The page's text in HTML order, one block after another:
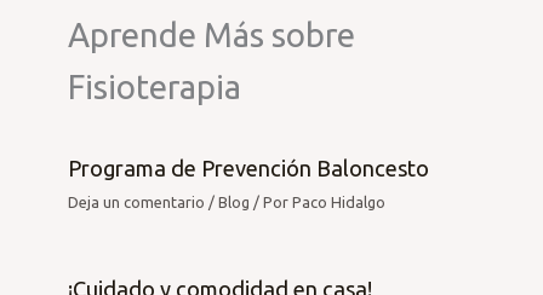
Aprende Más sobre
Fisioterapia
Programa de Prevención Baloncesto
Deja un comentario /Blog / PorPaco Hidalgo
¡Cuidado y comodidad en casa!